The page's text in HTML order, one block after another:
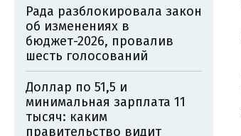
Рада разблокировала закон
об изменениях в
бюджет-2026, провалив
шесть голосований
Доллар по 51,5 и
минимальная зарплата 11
тысяч: каким
правительство видит